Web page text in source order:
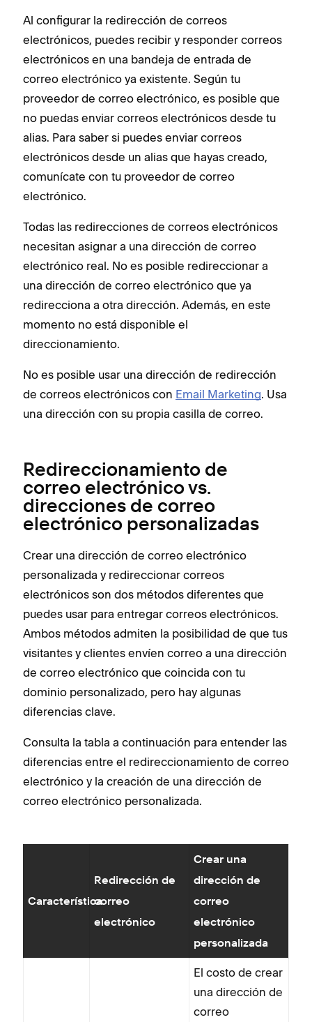
Al configurar la redirección de correos
electrónicos, puedes recibir y responder correos
electrónicos en una bandeja de entrada de
correo electrónico ya existente. Según tu
proveedor de correo electrónico, es posible que
no puedas enviar correos electrónicos desde tu
alias. Para saber si puedes enviar correos
electrónicos desde un alias que hayas creado,
comunícate con tu proveedor de correo
electrónico.
Todas las redirecciones de correos electrónicos
necesitan asignar a una dirección de correo
electrónico real. No es posible redireccionar a
una dirección de correo electrónico que ya
redirecciona a otra dirección. Además, en este
momento no está disponible el
direccionamiento.
No es posible usar una dirección de redirección
de correos electrónicos con Email Marketing. Usa
una dirección con su propia casilla de correo.
Redireccionamiento de
correo electrónico vs.
direcciones de correo
electrónico personalizadas
Crear una dirección de correo electrónico
personalizada y redireccionar correos
electrónicos son dos métodos diferentes que
puedes usar para entregar correos electrónicos.
Ambos métodos admiten la posibilidad de que tus
visitantes y clientes envíen correo a una dirección
de correo electrónico que coincida con tu
dominio personalizado, pero hay algunas
diferencias clave.
Consulta la tabla a continuación para entender las
diferencias entre el redireccionamiento de correo
electrónico y la creación de una dirección de
correo electrónico personalizada.
Característica
Redirección de
correo
electrónico
Crear una
dirección de
correo
electrónico
personalizada
El costo de crear
una dirección de
correo